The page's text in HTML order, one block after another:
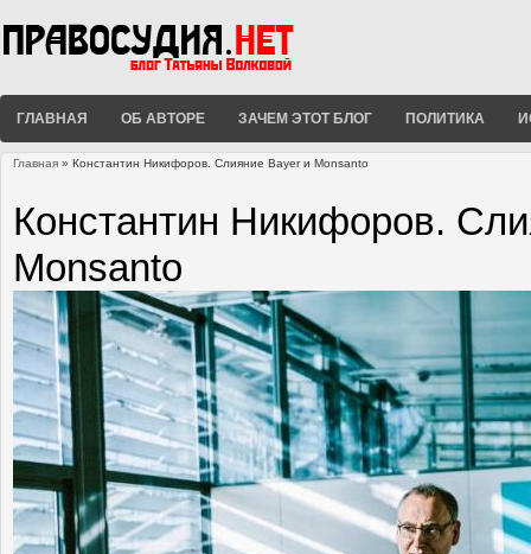
ГЛАВНАЯ ОБ АВТОРЕ ЗАЧЕМ ЭТОТ БЛОГ ПОЛИТИКА
Главная » Константин Никифоров. Слияние Bayer и Monsanto
Константин Никифоров.
Monsanto